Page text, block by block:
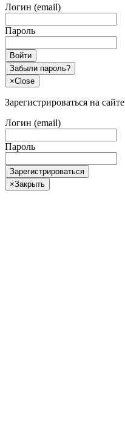
Логин (email)
Пароль
Войти
Забыли пароль?
×Close
Зарегистрироваться на сайте
Логин (email)
Пароль
Зарегистрироваться
×Закрыть